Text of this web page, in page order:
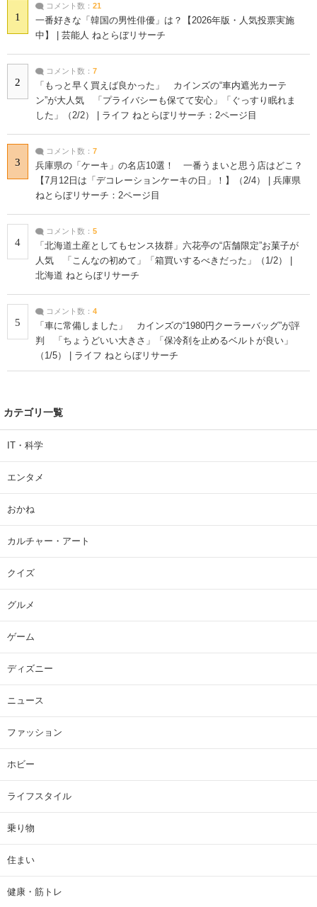
1
コメント数： 21
一番好きな「韓国の男性俳優」は？【2026年版・人気投票実施
中】 | 芸能人 ねとらぼリサーチ
2
コメント数： 7
「もっと早く買えば良かった」 カインズの“車内遮光カーテ
ン”が大人気 「プライバシーも保てて安心」「ぐっすり眠れま
した」（2/2） | ライフ ねとらぼリサーチ：2ページ目
3
コメント数： 7
兵庫県の「ケーキ」の名店10選！ 一番うまいと思う店はどこ？
【7月12日は「デコレーションケーキの日」！】（2/4） | 兵庫県
ねとらぼリサーチ：2ページ目
4
コメント数： 5
「北海道土産としてもセンス抜群」六花亭の“店舗限定”お菓子が
人気 「こんなの初めて」「箱買いするべきだった」（1/2） |
北海道 ねとらぼリサーチ
5
コメント数： 4
「車に常備しました」 カインズの“1980円クーラーバッグ”が評
判 「ちょうどいい大きさ」「保冷剤を止めるベルトが良い」
（1/5） | ライフ ねとらぼリサーチ
カテゴリ一覧
IT・科学
エンタメ
おかね
カルチャー・アート
クイズ
グルメ
ゲーム
ディズニー
ニュース
ファッション
ホビー
ライフスタイル
乗り物
住まい
健康・筋トレ